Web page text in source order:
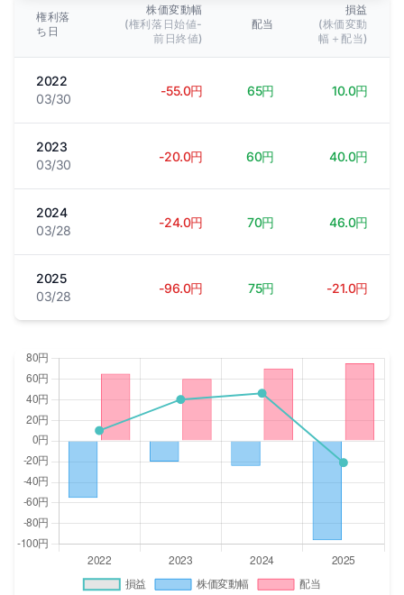
権利落
ち日
株価変動幅
(権利落日始値-
前日終値)
配当
損益
(株価変動
幅＋配当)
2022
03/30
-55.0円 65円 10.0円
2023
03/30
-20.0円 60円 40.0円
2024
03/28
-24.0円 70円 46.0円
2025
03/28
-96.0円 75円 -21.0円